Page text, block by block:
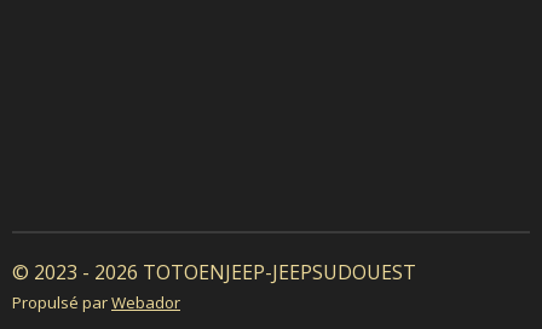
© 2023 - 2026 TOTOENJEEP-JEEPSUDOUEST
Propulsé parWebador